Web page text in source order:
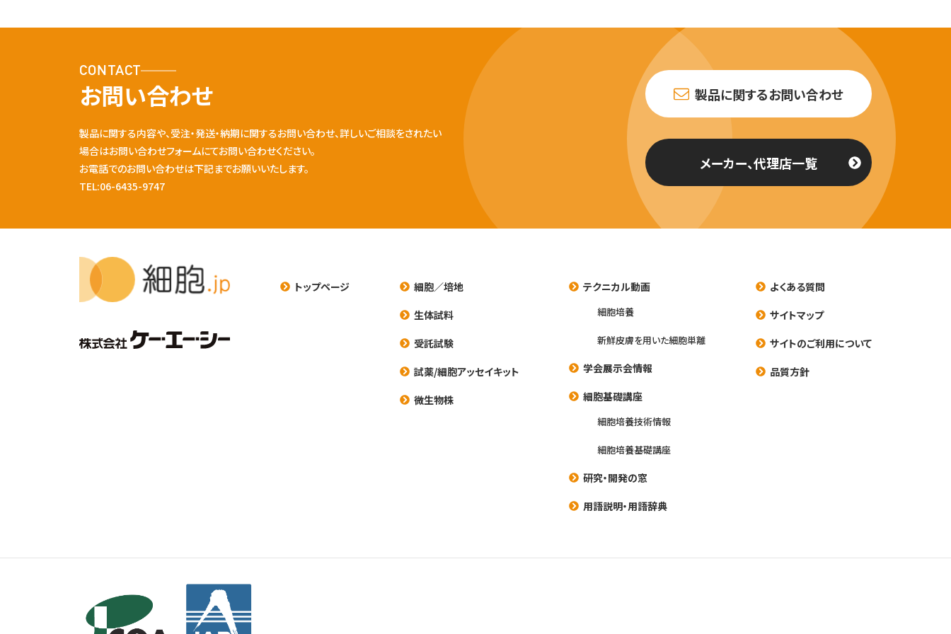
CONTACT
お問い合わせ
製品に関する内容や、受注・発送・納期に関するお問い合わせ、詳しいご相談をされたい
場合はお問い合わせフォームにてお問い合わせください。
お電話でのお問い合わせは下記までお願いいたします。
TEL:06-6435-9747
製品に関するお問い合わせ
メーカー、代理店一覧
トップページ
細胞／培地
生体試料
受託試験
試薬/細胞アッセイキット
微生物株
テクニカル動画
細胞培養
新鮮皮膚を用いた細胞単離
学会展示会情報
細胞基礎講座
細胞培養技術情報
細胞培養基礎講座
研究・開発の窓
用語説明・用語辞典
よくある質問
サイトマップ
サイトのご利用について
品質方針